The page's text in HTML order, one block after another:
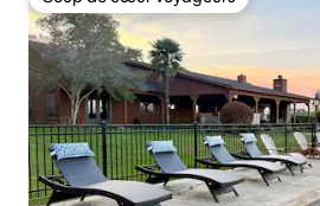
Coup de cœur voyageurs